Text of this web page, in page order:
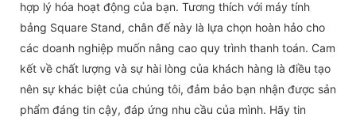
hợp lý hóa hoạt động của bạn. Tương thích với máy tính
bảng Square Stand, chân đế này là lựa chọn hoàn hảo cho
các doanh nghiệp muốn nâng cao quy trình thanh toán. Cam
kết về chất lượng và sự hài lòng của khách hàng là điều tạo
nên sự khác biệt của chúng tôi, đảm bảo bạn nhận được sản
phẩm đáng tin cậy, đáp ứng nhu cầu của mình. Hãy tin